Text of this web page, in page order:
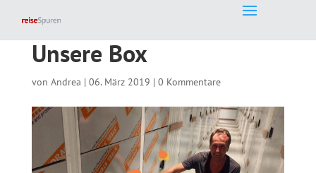
Unsere Box
von Andrea | 06. März 2019 | 0 Kommentare